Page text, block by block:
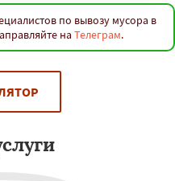
по вывозу мусора в
на Телеграм.